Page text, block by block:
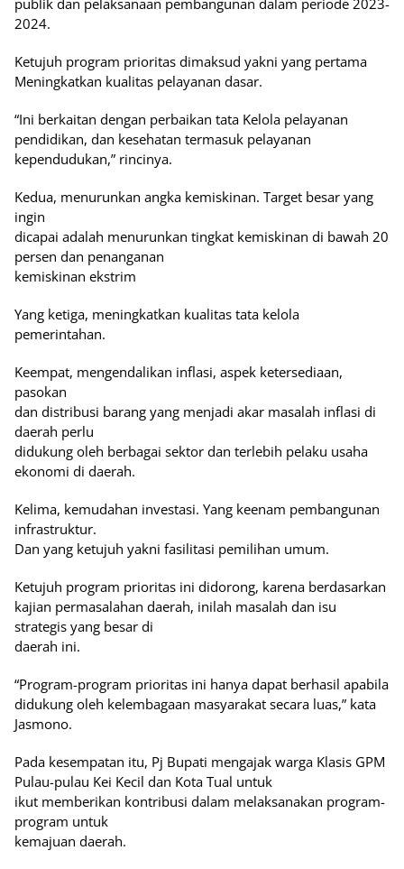
publik dan pelaksanaan pembangunan dalam periode 2023-
2024.
Ketujuh program prioritas dimaksud yakni yang pertama
Meningkatkan kualitas pelayanan dasar.
“Ini berkaitan dengan perbaikan tata Kelola pelayanan
pendidikan, dan kesehatan termasuk pelayanan
kependudukan,” rincinya.
Kedua, menurunkan angka kemiskinan. Target besar yang
ingin
dicapai adalah menurunkan tingkat kemiskinan di bawah 20
persen dan penanganan
kemiskinan ekstrim
Yang ketiga, meningkatkan kualitas tata kelola
pemerintahan.
Keempat, mengendalikan inflasi, aspek ketersediaan,
pasokan
dan distribusi barang yang menjadi akar masalah inflasi di
daerah perlu
didukung oleh berbagai sektor dan terlebih pelaku usaha
ekonomi di daerah.
Kelima, kemudahan investasi. Yang keenam pembangunan
infrastruktur.
Dan yang ketujuh yakni fasilitasi pemilihan umum.
Ketujuh program prioritas ini didorong, karena berdasarkan
kajian permasalahan daerah, inilah masalah dan isu
strategis yang besar di
daerah ini.
“Program-program prioritas ini hanya dapat berhasil apabila
didukung oleh kelembagaan masyarakat secara luas,” kata
Jasmono.
Pada kesempatan itu, Pj Bupati mengajak warga Klasis GPM
Pulau-pulau Kei Kecil dan Kota Tual untuk
ikut memberikan kontribusi dalam melaksanakan program-
program untuk
kemajuan daerah.